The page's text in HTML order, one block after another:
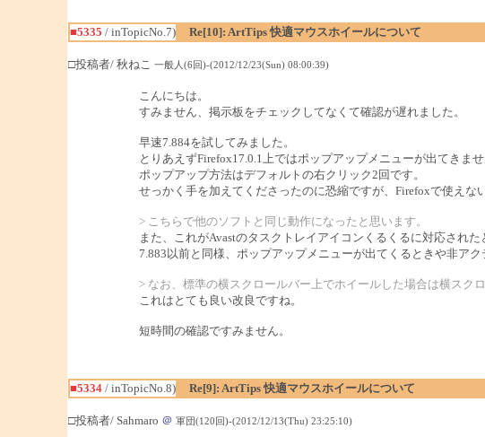
■5335 / inTopicNo.7)
Re[10]: ArtTips 快適マウスホイールについて
□投稿者/ 秋ねこ 一般人(6回)-(2012/12/23(Sun) 08:00:39)
こんにちは。
すみません、掲示板をチェックしてなくて確認が遅れました。
早速7.884を試してみました。
とりあえずFirefox17.0.1上ではポップアップメニューが出てきま
ポップアップ方法はデフォルトの右クリック2回です。
せっかく手を加えてくださったのに恐縮ですが、Firefoxで使えな
> こちらで他のソフトと同じ動作になったと思います。
また、これがAvastのタスクトレイアイコンくるくるに対応され
7.883以前と同様、ポップアップメニューが出てくるときや非ア
> なお、標準の横スクロールバー上でホイールした場合は横スク
これはとても良い改良ですね。
短時間の確認ですみません。
■5334/ inTopicNo.8)
Re[9]: ArtTips 快適マウスホイールについて
□投稿者/ Sahmaro ＠ 軍団(120回)-(2012/12/13(Thu) 23:25:10)